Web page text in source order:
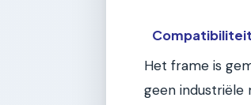
Het frame is
geen industriële